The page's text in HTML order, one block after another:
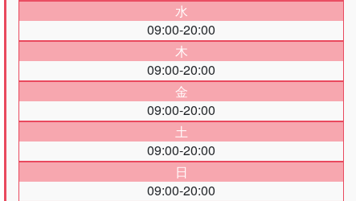
水
09:00-20:00
木
09:00-20:00
金
09:00-20:00
土
09:00-20:00
日
09:00-20:00